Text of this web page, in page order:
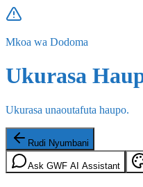
Mkoa wa Dodoma
Ukurasa
Ukurasa unaoutafuta haupo.
Rudi Nyumbani
Ask GWF AI Assistant